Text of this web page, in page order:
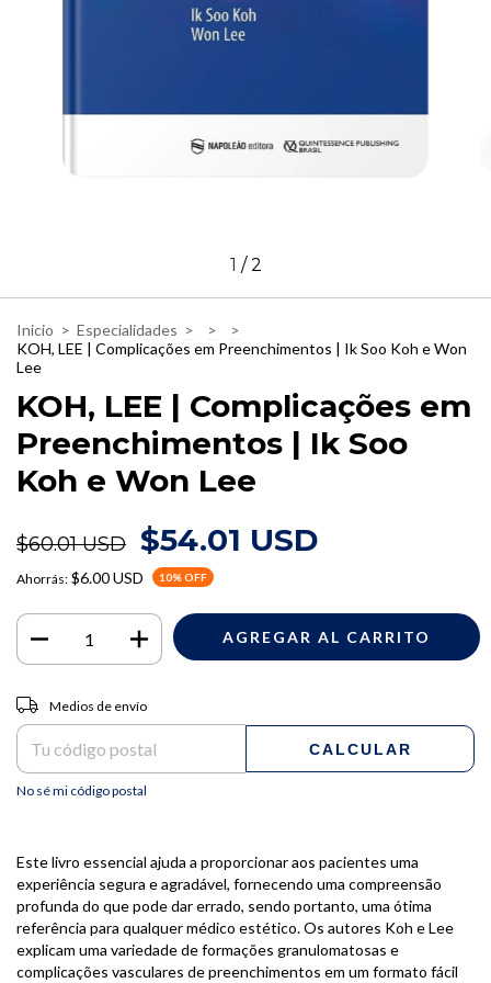
1 /2
Inicio > Especialidades > >
>
KOH, LEE | Complicações em Preenchimentos | Ik Soo Koh e Won
Lee
KOH, LEE | Complicações em
Preenchimentos | Ik Soo
Koh e Won Lee
$60.01 USD $54.01 USD
Ahorrás: $6.00 USD 10% OFF
Entregas para el CP:
Medios de envío
CALCULAR
No sé mi código postal
Este livro essencial ajuda a proporcionar aos pacientes uma
experiência segura e agradável, fornecendo uma compreensão
profunda do que pode dar errado, sendo portanto, uma ótima
referência para qualquer médico estético. Os autores Koh e Lee
explicam uma variedade de formações granulomatosas e
complicações vasculares de preenchimentos em um formato fácil